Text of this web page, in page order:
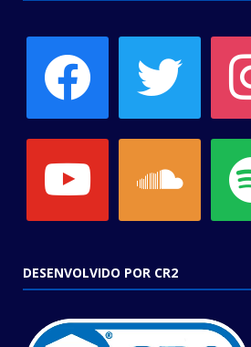
DESENVOLVIDO POR CR2